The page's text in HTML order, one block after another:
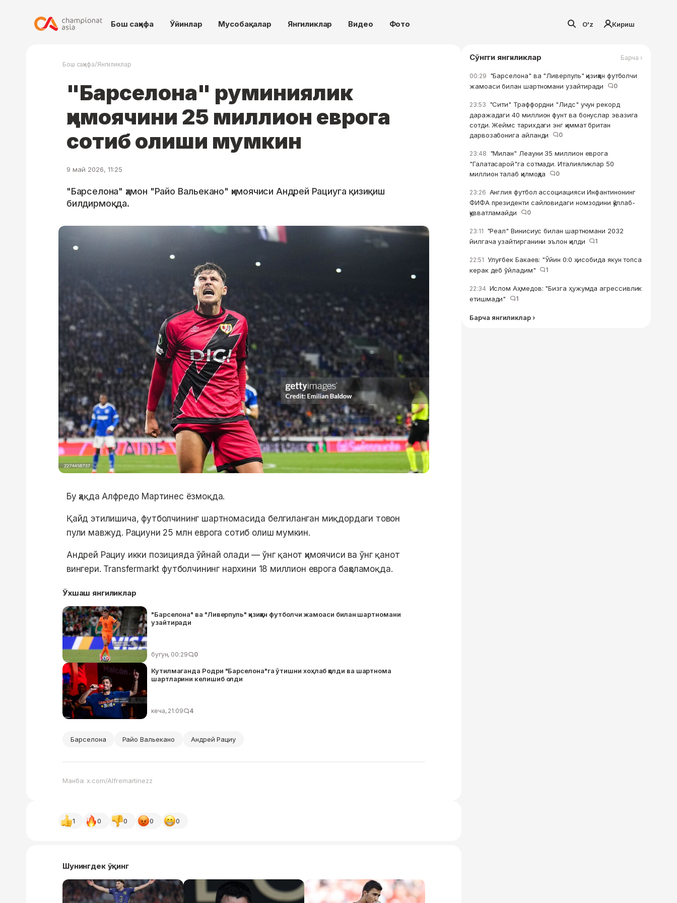
Бош саҳифа Ўйинлар Мусобақалар Янгиликлар Видео Фото O'z Кириш
Бош саҳифа/Янгиликлар
"Барселона" руминиялик
ҳимоячини 25 миллион еврога
сотиб олиши мумкин
9 май 2026, 11:25
"Барселона" ҳамон "Райо Вальекано" ҳимоячиси Андрей Рациуга қизиқиш
билдирмоқда.
Бу ҳақда Алфредо Мартинес ёзмоқда.
Қайд этилишича, футболчининг шартномасида белгиланган миқдордаги товон
пули мавжуд. Рациуни 25 млн еврога сотиб олиш мумкин.
Андрей Рациу икки позицияда ўйнай олади — ўнг қанот ҳимоячиси ва ўнг қанот
вингери. Transfermarkt футболчининг нархини 18 миллион еврога баҳоламоқда.
Ўхшаш янгиликлар
"Барселона" ва "Ливерпуль" қизиққан футболчи жамоаси билан шартномани
узайтиради
бугун, 00:29 0
Кутилмаганда Родри "Барселона"га ўтишни хоҳлаб қолди ва шартнома
шартларини келишиб олди
кеча, 21:09 4
Барселона Райо Вальекано Андрей Рациу
Манба: x.com/Alfremartinezz
1 0 0 0 0
Шунингдек ўқинг
Сўнгги янгиликлар Барча ›
00:29 "Барселона" ва "Ливерпуль" қизиққан футболчи
жамоаси билан шартномани узайтиради
0
23:53 "Сити" Траффордни "Лидс" учун рекорд
даражадаги 40 миллион фунт ва бонуслар эвазига
сотди. Жеймс тарихдаги энг қиммат британ
дарвозабонига айланди
0
23:48 "Милан" Леауни 35 миллион еврога
"Галатасарой"га сотмади. Италияликлар 50
миллион талаб қилмоқда
0
23:26 Англия футбол ассоциацияси Инфантинонинг
ФИФА президенти сайловидаги номзодини қўллаб-
қувватламайди
0
23:11 "Реал" Винисиус билан шартномани 2032
йилгача узайтирганини эълон қилди
1
22:51 Улуғбек Бакаев: "Ўйин 0:0 ҳисобида якун топса
керак деб ўйладим"
1
22:34 Ислом Аҳмедов: "Бизга ҳужумда агрессивлик
етишмади"
1
Барча янгиликлар ›